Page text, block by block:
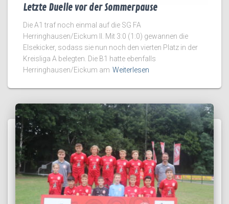
Letzte Duelle vor der Sommerpause
Die A1 traf noch einmal auf die SG FA
Herringhausen/Eickum II. Mit 3:0 (1:0) gewannen die
Elsekicker, sodass sie nun noch den vierten Platz in der
Kreisliga A belegten. Die B1 hatte ebenfalls
Herringhausen/Eickum am Weiterlesen